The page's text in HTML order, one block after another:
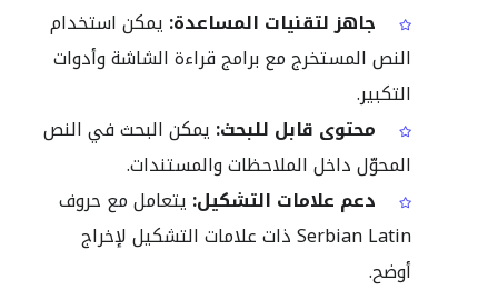
جاهز لتقنيات المساعدة: يمكن استخدام
النص المستخرج مع برامج قراءة الشاشة وأدوات
التكبير.
محتوى قابل للبحث: يمكن البحث في النص
المحوّل داخل الملاحظات والمستندات.
دعم علامات التشكيل: يتعامل مع حروف
Serbian Latin ذات علامات التشكيل لإخراج
أوضح.